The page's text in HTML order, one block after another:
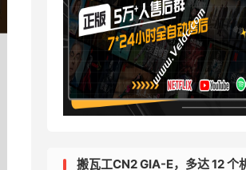
搬瓦工CN2 GIA-E，多达 12 个